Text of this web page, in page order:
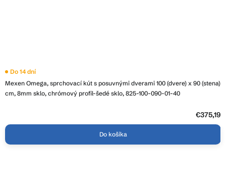
Mexen Omega, sprchovací kút s posuvnými dverami 100 (dvere) x 90 (stena)
cm, 8mm sklo, chrómový profil-šedé sklo, 825-100-090-01-40
Do 14 dní
€375,19
Do košíka